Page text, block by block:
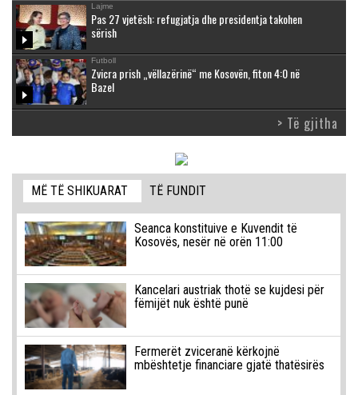
Lajme
Pas 27 vjetësh: refugjatja dhe presidentja takohen
sërish
Futboll
Zvicra prish „vëllazërinë“ me Kosovën, fiton 4:0 në
Bazel
> Të gjitha
MË TË SHIKUARAT TË FUNDIT
Seanca konstituive e Kuvendit të
Kosovës, nesër në orën 11:00
Kancelari austriak thotë se kujdesi për
fëmijët nuk është punë
Fermerët zviceranë kërkojnë
mbështetje financiare gjatë thatësirës